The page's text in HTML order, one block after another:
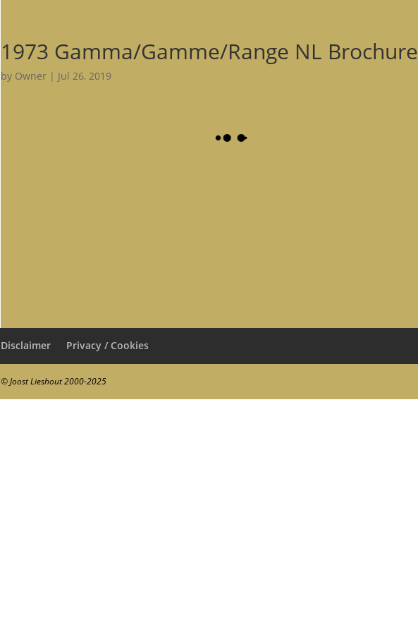
1973 Gamma/Gamme/Range NL Brochure
by Owner| Jul 26, 2019
Disclaimer Privacy / Cookies
© Joost Lieshout 2000-2025